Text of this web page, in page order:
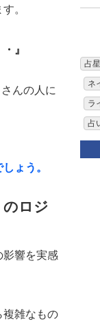
。
』
んの人に
ょう。
ロジ
影響を実感
複雑なもの
占
ネ
ラ
占